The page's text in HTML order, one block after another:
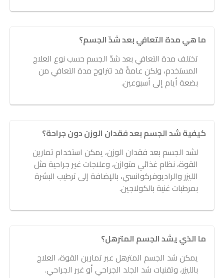
ما هي مدة التعافي بعد شدّ الجسم؟
تختلف مدة التعافي بعد شدّ الجسم حسب نوع العلاج
المستخدم، ولكن عامةً قد تتراوح مدة التعافي من
بضعة أيام إلى أسبوعين.
كيفية شد الجسم بعد فقدان الوزن دون جراحة؟
لشد الجسم بعد فقدان الوزن، يمكن استخدام تمارين
القوة، نظام غذائي متوازن، وعلاجات غير جراحية مثل
الليزر والراديوفركوانسي، بالإضافة إلى ترطيب البشرة
بمرطبات غنية بالكولاجين.
ما الذي يشد الجسم المترهل؟
يمكن شد الجسم المترهل عبر تمارين القوة، العلاج
بالليزر، وتقنيات شد الجلد الجراحي أو غير الجراحي.